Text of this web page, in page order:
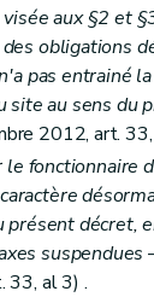
aux §2 et
obligations
pas entrainé
site au sens du
2012, art.
le fonctionnaire
présent décret,
suspendues
33, al 3) .